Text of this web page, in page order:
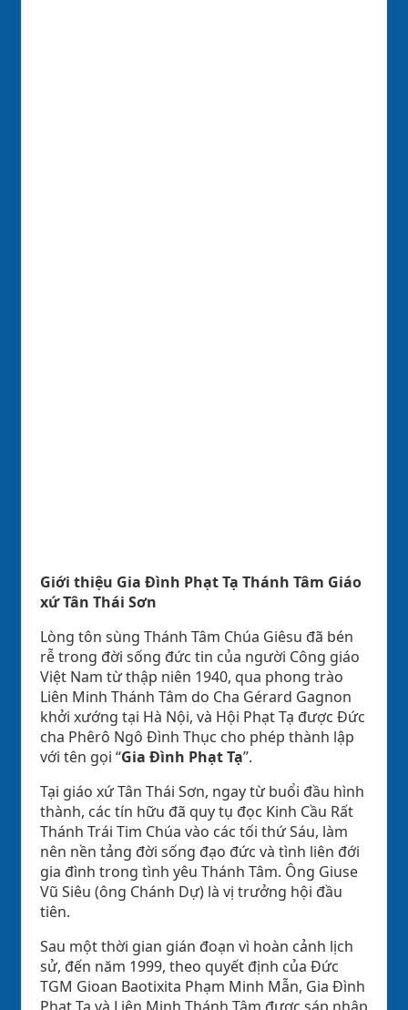
Giới thiệu Gia Đình Phạt Tạ Thánh Tâm Giáo
xứ Tân Thái Sơn
Lòng tôn sùng Thánh Tâm Chúa Giêsu đã bén
rễ trong đời sống đức tin của người Công giáo
Việt Nam từ thập niên 1940, qua phong trào
Liên Minh Thánh Tâm do Cha Gérard Gagnon
khởi xướng tại Hà Nội, và Hội Phạt Tạ được Đức
cha Phêrô Ngô Đình Thục cho phép thành lập
với tên gọi “Gia Đình Phạt Tạ”.
Tại giáo xứ Tân Thái Sơn, ngay từ buổi đầu hình
thành, các tín hữu đã quy tụ đọc Kinh Cầu Rất
Thánh Trái Tim Chúa vào các tối thứ Sáu, làm
nên nền tảng đời sống đạo đức và tình liên đới
gia đình trong tình yêu Thánh Tâm. Ông Giuse
Vũ Siêu (ông Chánh Dự) là vị trưởng hội đầu
tiên.
Sau một thời gian gián đoạn vì hoàn cảnh lịch
sử, đến năm 1999, theo quyết định của Đức
TGM Gioan Baotixita Phạm Minh Mẫn, Gia Đình